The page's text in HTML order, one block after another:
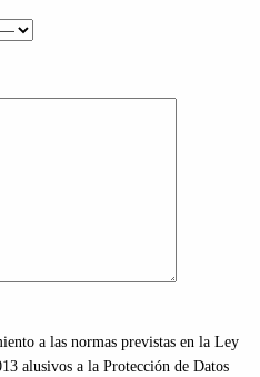
a las normas previstas en la Ley
alusivos a la Protección de Datos